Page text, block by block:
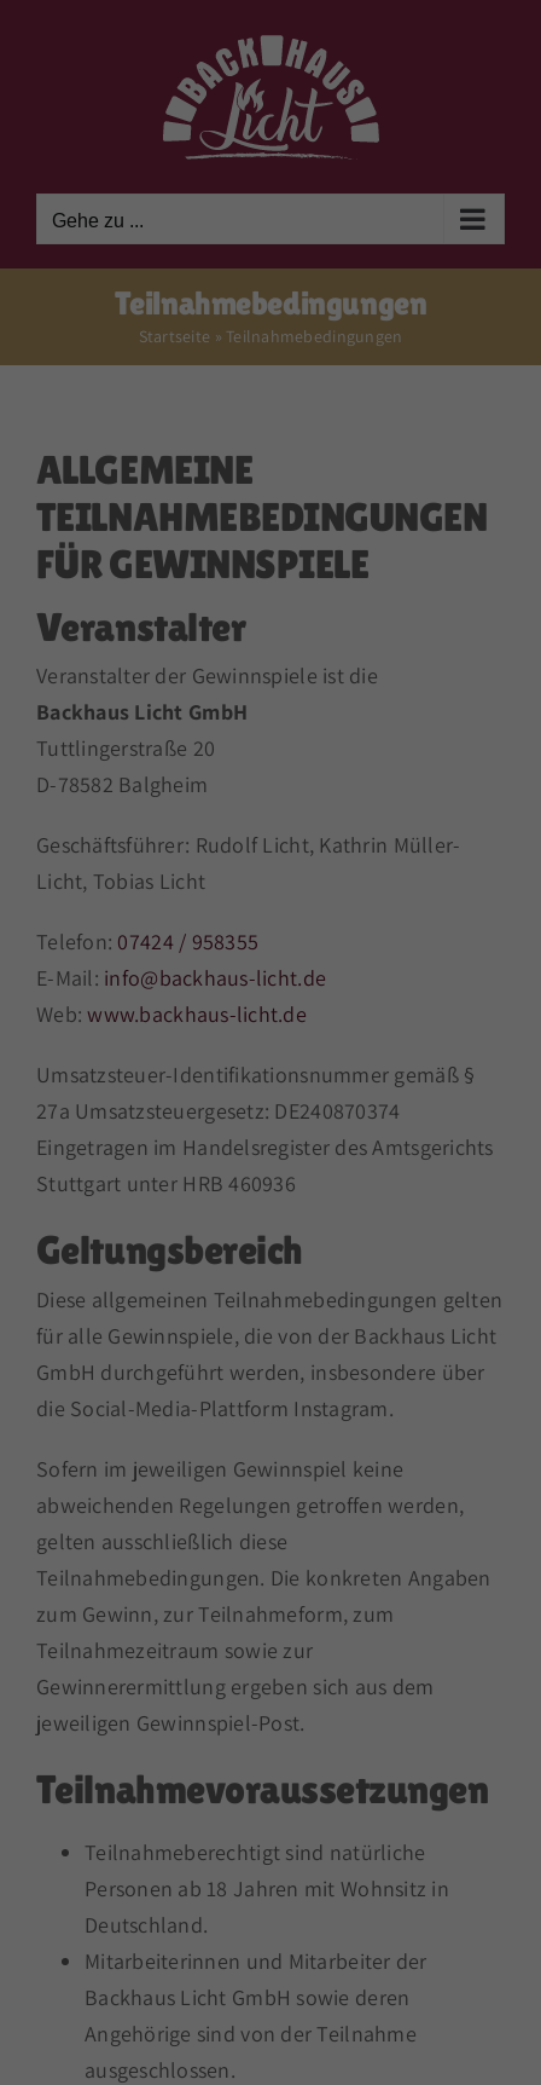
Gehe zu ...
Teilnahmebedingungen
Startseite »Teilnahmebedingungen
ALLGEMEINE
TEILNAHMEBEDINGUNGEN
FÜR GEWINNSPIELE
Veranstalter
Veranstalter der Gewinnspiele ist die
Backhaus Licht GmbH
Tuttlingerstraße 20
D-78582 Balgheim
Geschäftsführer: Rudolf Licht, Kathrin Müller-
Licht, Tobias Licht
Telefon: 07424 / 958355
E-Mail: info@backhaus-licht.de
Web:www.backhaus-licht.de
Umsatzsteuer-Identifikationsnummer gemäß §
27a Umsatzsteuergesetz: DE240870374
Eingetragen im Handelsregister des Amtsgerichts
Stuttgart unter HRB 460936
Geltungsbereich
Diese allgemeinen Teilnahmebedingungen gelten
für alle Gewinnspiele, die von der Backhaus Licht
GmbH durchgeführt werden, insbesondere über
die Social-Media-Plattform Instagram.
Sofern im jeweiligen Gewinnspiel keine
abweichenden Regelungen getroffen werden,
gelten ausschließlich diese
Teilnahmebedingungen. Die konkreten Angaben
zum Gewinn, zur Teilnahmeform, zum
Teilnahmezeitraum sowie zur
Gewinnerermittlung ergeben sich aus dem
jeweiligen Gewinnspiel-Post.
Teilnahmevoraussetzungen
Teilnahmeberechtigt sind natürliche
Personen ab 18 Jahren mit Wohnsitz in
Deutschland.
Mitarbeiterinnen und Mitarbeiter der
Backhaus Licht GmbH sowie deren
Angehörige sind von der Teilnahme
ausgeschlossen.